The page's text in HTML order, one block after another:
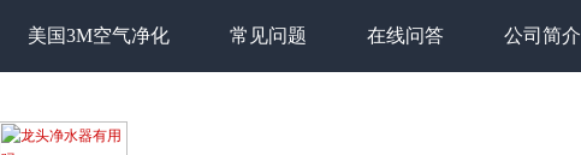
美国3M空气净化 常见问题 在线问答 公司简介